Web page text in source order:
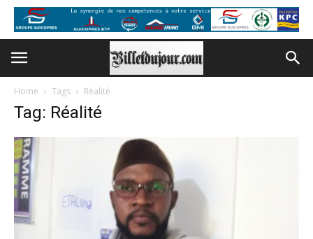
Home Tags Réalité
Tag: Réalité